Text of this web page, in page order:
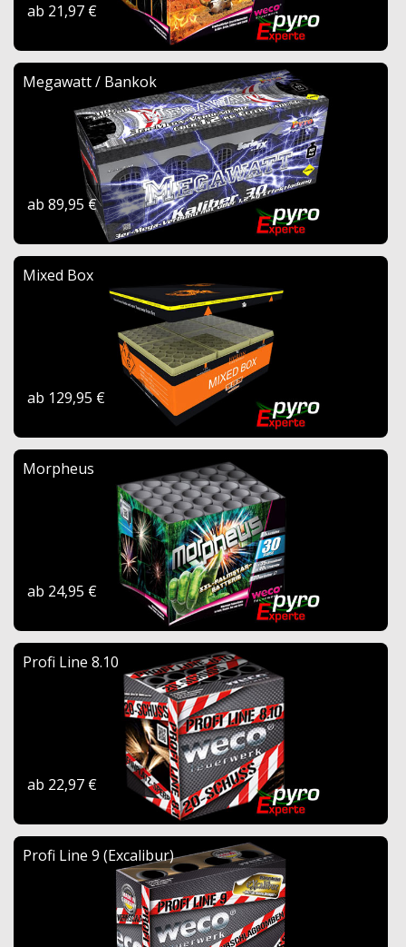
ab 21,97 €
Megawatt / Bankok
ab 89,95 €
Mixed Box
ab 129,95 €
Morpheus
ab 24,95 €
Profi Line 8.10
ab 22,97 €
Profi Line 9 (Excalibur)